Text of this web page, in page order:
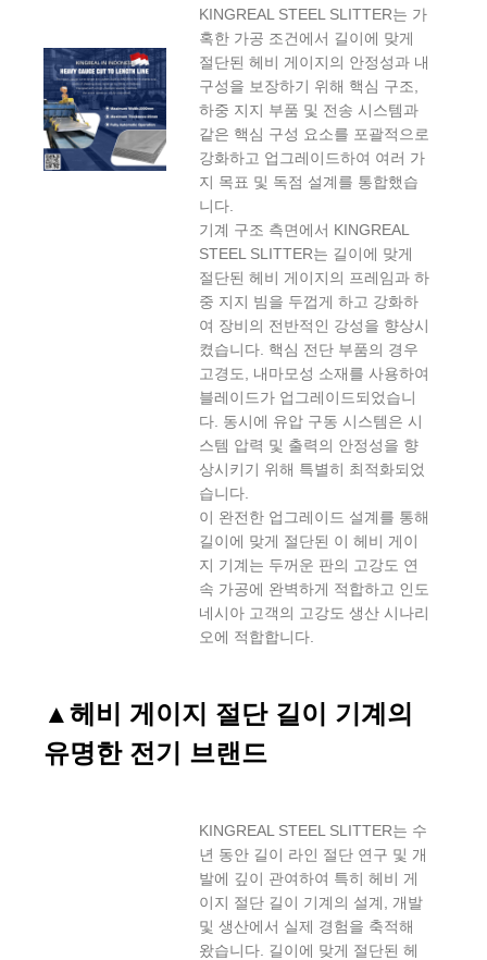
KINGREAL STEEL SLITTER는 가
혹한 가공 조건에서 길이에 맞게
절단된 헤비 게이지의 안정성과 내
구성을 보장하기 위해 핵심 구조,
하중 지지 부품 및 전송 시스템과
같은 핵심 구성 요소를 포괄적으로
강화하고 업그레이드하여 여러 가
지 목표 및 독점 설계를 통합했습
니다.
기계 구조 측면에서 KINGREAL
STEEL SLITTER는 길이에 맞게
절단된 헤비 게이지의 프레임과 하
중 지지 빔을 두껍게 하고 강화하
여 장비의 전반적인 강성을 향상시
켰습니다. 핵심 전단 부품의 경우
고경도, 내마모성 소재를 사용하여
블레이드가 업그레이드되었습니
다. 동시에 유압 구동 시스템은 시
스템 압력 및 출력의 안정성을 향
상시키기 위해 특별히 최적화되었
습니다.
이 완전한 업그레이드 설계를 통해
길이에 맞게 절단된 이 헤비 게이
지 기계는 두꺼운 판의 고강도 연
속 가공에 완벽하게 적합하고 인도
네시아 고객의 고강도 생산 시나리
오에 적합합니다.
▲헤비 게이지 절단 길이 기계의
유명한 전기 브랜드
KINGREAL STEEL SLITTER는 수
년 동안 길이 라인 절단 연구 및 개
발에 깊이 관여하여 특히 헤비 게
이지 절단 길이 기계의 설계, 개발
및 생산에서 실제 경험을 축적해
왔습니다. 길이에 맞게 절단된 헤